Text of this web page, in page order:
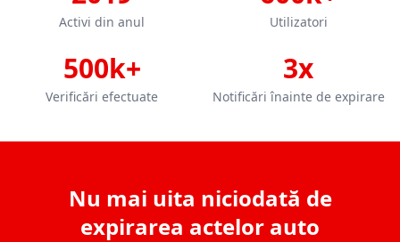
Activi din anul Utilizatori
500k+
Verificări efectuate
3x
Notificări înainte de expirare
Nu mai uita niciodată de
expirarea actelor auto